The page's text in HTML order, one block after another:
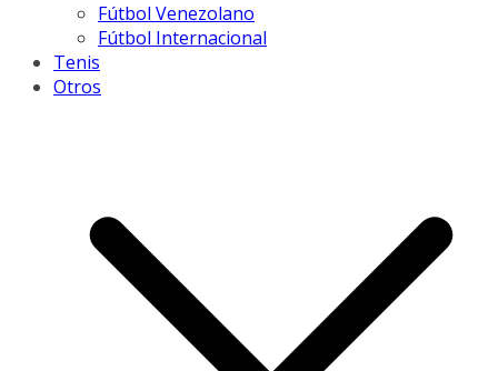
Fútbol Venezolano
Fútbol Internacional
Tenis
Otros